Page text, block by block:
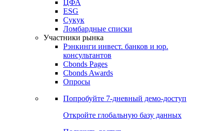
Специальные разделы
Кривые доходности
Best bid/ask
ЦФА
ESG
Сукук
Ломбардные списки
Участники рынка
Рэнкинги инвест. банков и юр.
Cbonds Pages
Опросы